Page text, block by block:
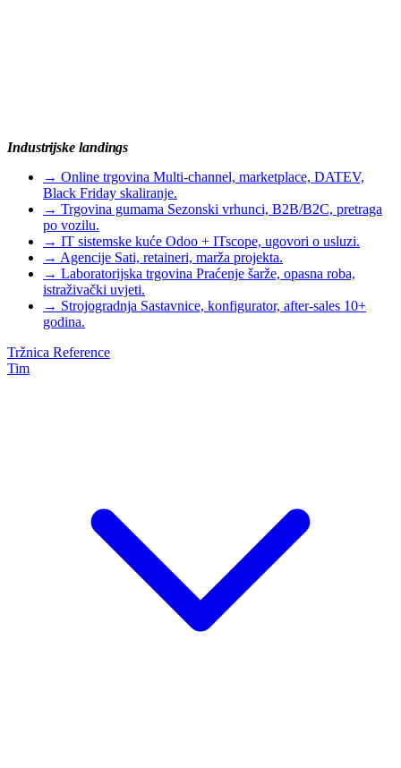
Industrijske landings
→ Online trgovina Multi-channel, marketplace, DATEV,
Black Friday skaliranje.
→ Trgovina gumama Sezonski vrhunci, B2B/B2C, pretraga
po vozilu.
→ IT sistemske kuće Odoo + ITscope, ugovori o usluzi.
→ Agencije Sati, retaineri, marža projekta.
→ Laboratorijska trgovina Praćenje šarže, opasna roba,
istraživački uvjeti.
→ Strojogradnja Sastavnice, konfigurator, after-sales 10+
godina.
Tržnica Reference
Tim